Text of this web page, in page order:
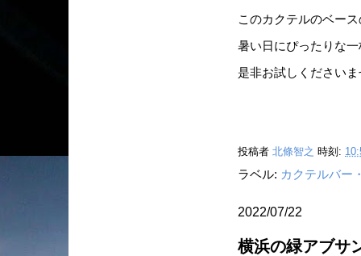
このカクテルのベー
暑い日にぴったりな
是非お試しくださいま
投稿者 北條智之 時刻:
ラベル: カクテルバー
2022/07/22
横浜の緑アブサ